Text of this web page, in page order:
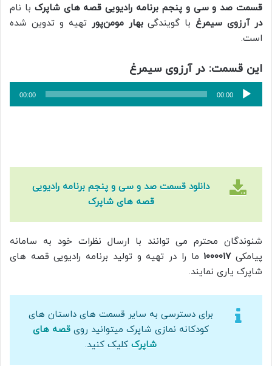
قسمت صد و سی و پنجم برنامه رادیویی قصه های شاپرک با نام
در آرزوی سیمرغ با گویندگیبهار مومن‌پورتهیه و تدوین شده
است.
این قسمت: در آرزوی سیمرغ
پخش‌کننده
صوت
00:00
00:00
دانلود قسمت صد و سی و پنجم برنامه رادیویی
قصه های شاپرک
شنوندگان محترم می توانند با ارسال نظرات خود به سامانه
پیامکی۱۰۰۰۰۱۷ ما را در تهیه و تولید برنامه رادیویی قصه های
شاپرک یاری نمایند.
برای دسترسی به سایر قسمت های داستان های
کودکانه نمازی شاپرک میتوانید روی قصه های
شاپرک کلیک کنید.